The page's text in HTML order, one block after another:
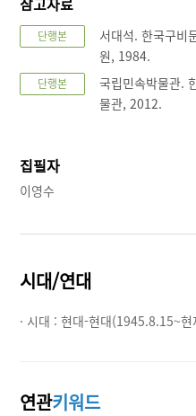
단행본
서대석. 한국구비
원, 1984.
단행본
국립민속박물관.
물관, 2012.
집필자
이영수
시대/연대
· 시대 :현대-현대(1945.8.15~현
연관키워드